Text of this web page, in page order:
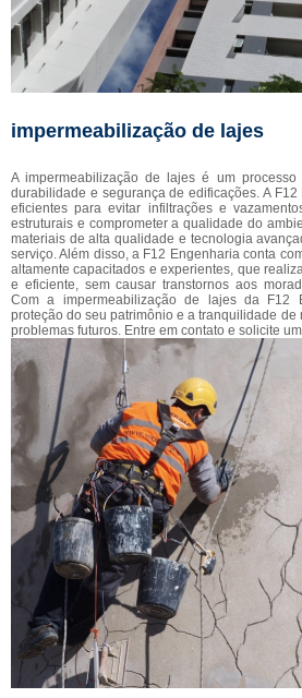
impermeabilização de lajes
A impermeabilização de lajes é um
durabilidade e segurança de edificações. A
eficientes para evitar infiltrações e
estruturais e comprometer a qualidade do
materiais de alta qualidade e tecnologia
serviço. Além disso, a F12 Engenharia conta
altamente capacitados e experientes, que
e eficiente, sem causar transtornos aos
Com a impermeabilização de lajes da F12
proteção do seu patrimônio e a tranquilidade de
problemas futuros. Entre em contato e solicite